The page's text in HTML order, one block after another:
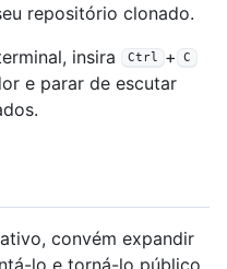
repositório clonado.
insira
Ctrl + C
e parar de escutar
convém expandir
lo e torná-lo público.